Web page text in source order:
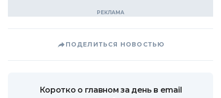
ПОДЕЛИТЬСЯ НОВОСТЬЮ
Коротко о главном за день в email